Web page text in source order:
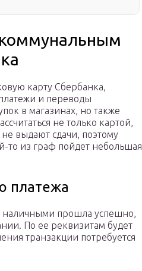
коммунальным
карту Сбербанка,
и переводы
в магазинах, но также
не только картой,
выдают сдачи, поэтому
то из граф пойдет небольшая
платежа
наличными прошла успешно,
По ее реквизитам будет
транзакции потребуется